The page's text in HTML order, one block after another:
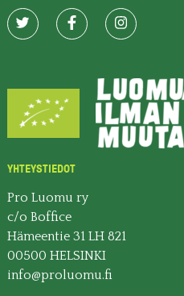
YHTEYSTIEDOT
Pro Luomu ry
c/o Boffice
Hämeentie 31 LH 821
00500 HELSINKI
info@proluomu.fi